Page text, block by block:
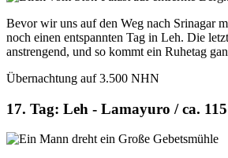
Bevor wir uns auf den Weg nach Srinagar
noch einen entspannten Tag in Leh. Die
anstrengend, und so kommt ein Ruhetag
Übernachtung auf 3.500 NHN
17. Tag: Leh - Lamayuro / ca.